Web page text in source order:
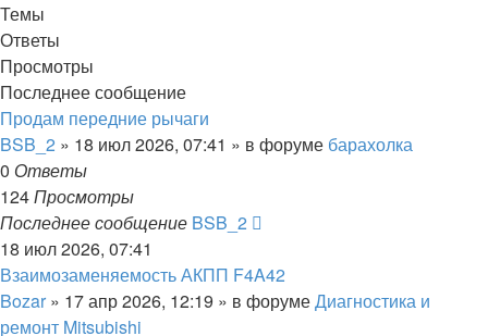
Темы
Ответы
Просмотры
Последнее сообщение
Продам передние рычаги
BSB_2 » 18 июл 2026, 07:41 » в форуме барахолка
0 Ответы
124Просмотры
Последнее сообщение BSB_2
18 июл 2026, 07:41
Взаимозаменяемость АКПП F4A42
Bozar » 17 апр 2026, 12:19 » в форумеДиагностика и
ремонт Mitsubishi